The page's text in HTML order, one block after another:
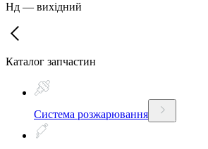
Нд — вихідний
Каталог запчастин
Система розжарювання